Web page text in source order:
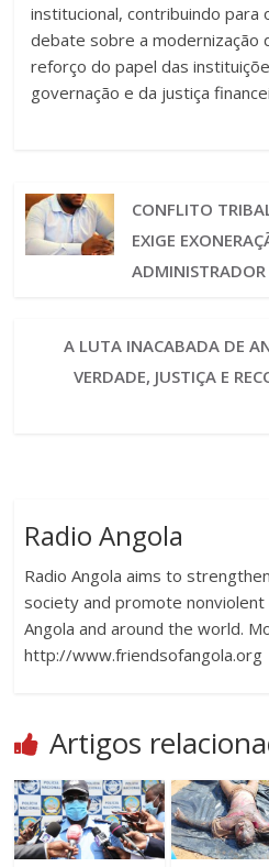
institucional, contribuindo para
debate sobre a modernização
reforço do papel das
governação e da justiça
CONFLITO
EXIGE
A LUTA INACABADA DE
VERDADE, JUSTIÇA E
Radio Angola
Radio Angola aims to
society and promote nonviolent
Angola and around the world.
http://www.friendsofangola.org
Artigos